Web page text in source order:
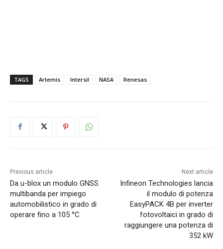
TAGS Artemis Intersil NASA Renesas
Previous article
Da u-blox un modulo GNSS
multibanda per impiego
automobilistico in grado di
operare fino a 105 °C
Next article
Infineon Technologies lancia
il modulo di potenza
EasyPACK 4B per inverter
fotovoltaici in grado di
raggiungere una potenza di
352 kW